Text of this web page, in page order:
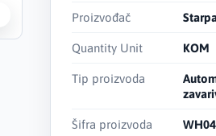
Proizvođač
Quantity Unit KOM
Tip proizvoda
Šifra proizvoda